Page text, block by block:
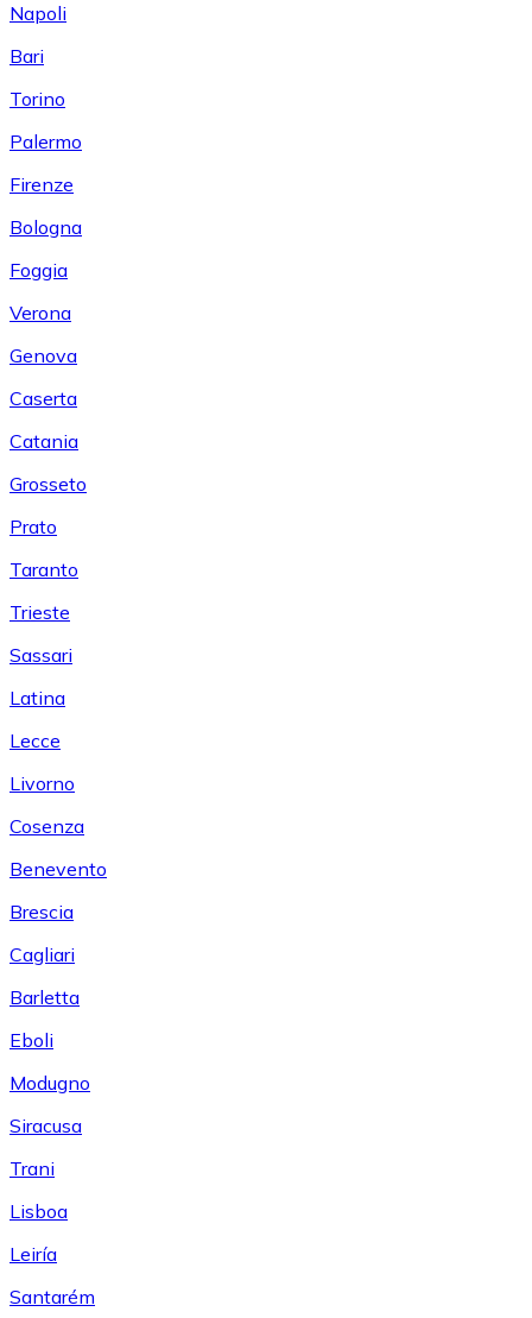
Napoli
Bari
Torino
Palermo
Firenze
Bologna
Foggia
Verona
Genova
Caserta
Catania
Grosseto
Prato
Taranto
Trieste
Sassari
Latina
Lecce
Livorno
Cosenza
Benevento
Brescia
Cagliari
Barletta
Eboli
Modugno
Siracusa
Trani
Lisboa
Leiría
Santarém